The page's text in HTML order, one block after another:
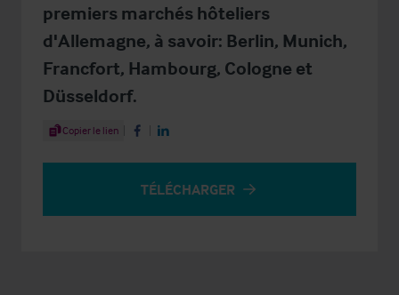
premiers marchés hôteliers
d'Allemagne, à savoir: Berlin, Munich,
Francfort, Hambourg, Cologne et
Düsseldorf.
Share Article
Copier le lien Share on Facebook
Share on LinkedIn
TÉLÉCHARGER